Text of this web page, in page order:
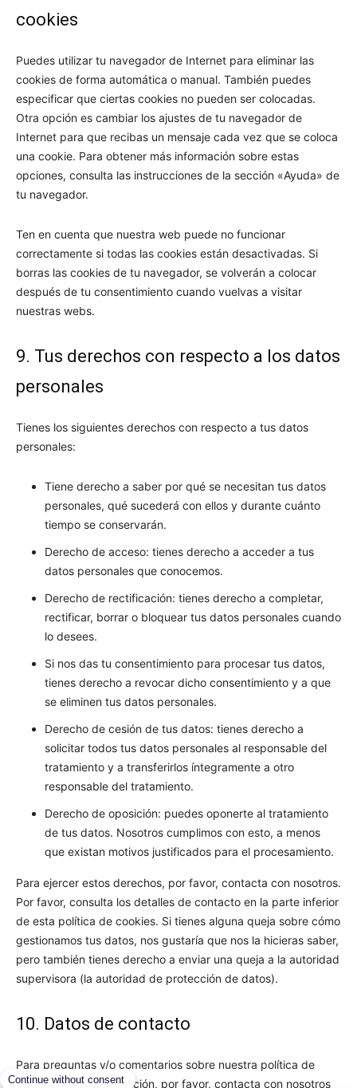
cookies
Puedes utilizar tu navegador de Internet para eliminar las
cookies de forma automática o manual. También puedes
especificar que ciertas cookies no pueden ser colocadas.
Otra opción es cambiar los ajustes de tu navegador de
Internet para que recibas un mensaje cada vez que se coloca
una cookie. Para obtener más información sobre estas
opciones, consulta las instrucciones de la sección «Ayuda» de
tu navegador.
Ten en cuenta que nuestra web puede no funcionar
correctamente si todas las cookies están desactivadas. Si
borras las cookies de tu navegador, se volverán a colocar
después de tu consentimiento cuando vuelvas a visitar
nuestras webs.
9. Tus derechos con respecto a los datos
personales
Tienes los siguientes derechos con respecto a tus datos
personales:
Tiene derecho a saber por qué se necesitan tus datos
personales, qué sucederá con ellos y durante cuánto
tiempo se conservarán.
Derecho de acceso: tienes derecho a acceder a tus
datos personales que conocemos.
Derecho de rectificación: tienes derecho a completar,
rectificar, borrar o bloquear tus datos personales cuando
lo desees.
Si nos das tu consentimiento para procesar tus datos,
tienes derecho a revocar dicho consentimiento y a que
se eliminen tus datos personales.
Derecho de cesión de tus datos: tienes derecho a
solicitar todos tus datos personales al responsable del
tratamiento y a transferirlos íntegramente a otro
responsable del tratamiento.
Derecho de oposición: puedes oponerte al tratamiento
de tus datos. Nosotros cumplimos con esto, a menos
que existan motivos justificados para el procesamiento.
Para ejercer estos derechos, por favor, contacta con nosotros.
Por favor, consulta los detalles de contacto en la parte inferior
de esta política de cookies. Si tienes alguna queja sobre cómo
gestionamos tus datos, nos gustaría que nos la hicieras saber,
pero también tienes derecho a enviar una queja a la autoridad
supervisora (la autoridad de protección de datos).
10. Datos de contacto
Para preguntas y/o comentarios sobre nuestra política de
cookies y esta declaración, por favor, contacta con nosotros